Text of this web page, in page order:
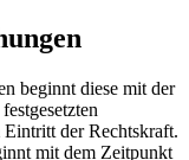
beginnt diese mit der
der Rechtskraft.
mit dem Zeitpunkt